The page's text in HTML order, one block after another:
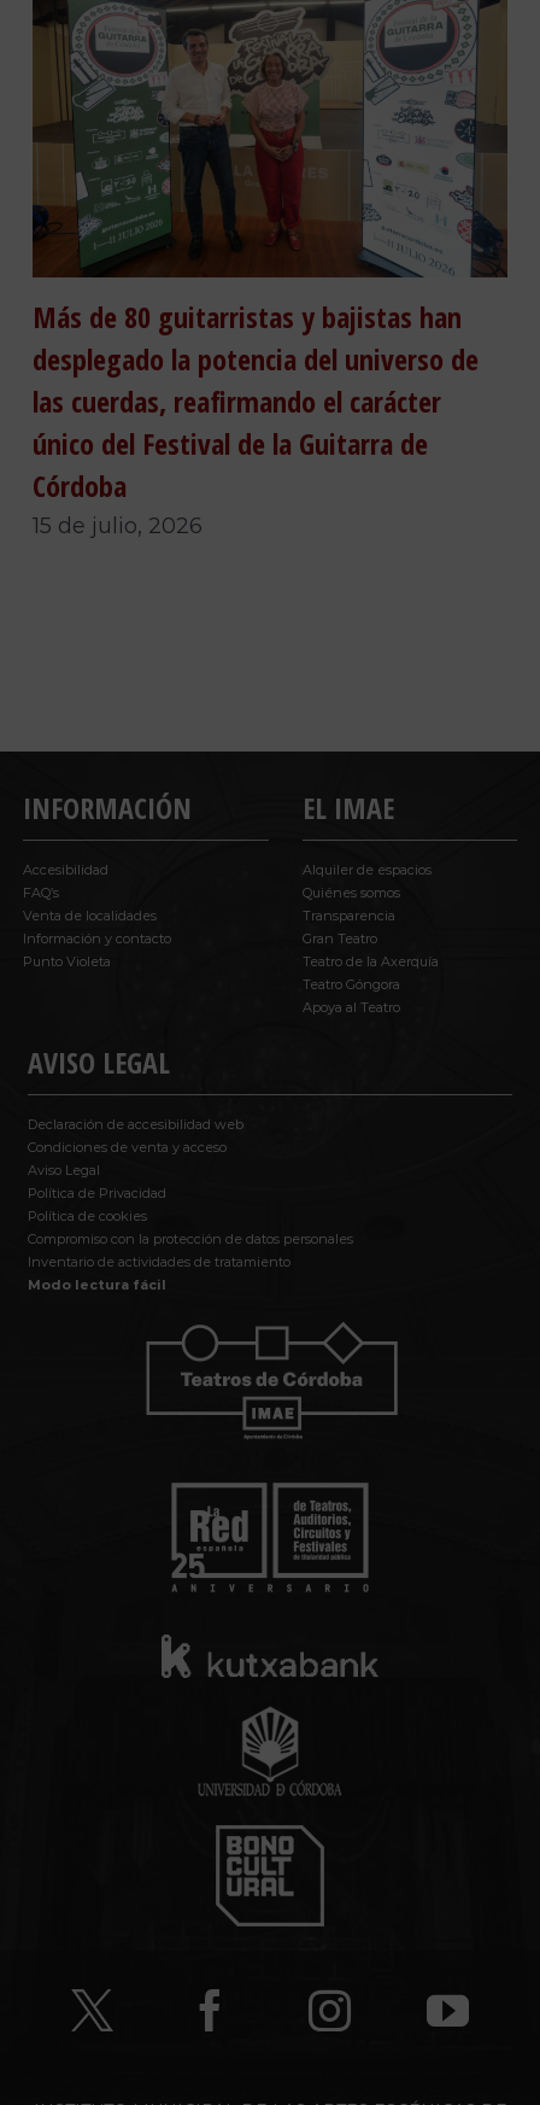
Más de 80 guitarristas y bajistas han
desplegado la potencia del universo de
las cuerdas, reafirmando el carácter
único del Festival de la Guitarra de
Córdoba
15 de julio, 2026
INFORMACIÓN
Accesibilidad
FAQ’s
Venta de localidades
Información y contacto
Punto Violeta
AVISO LEGAL
Declaración de accesibilidad web
Condiciones de venta y acceso
Aviso Legal
Política de Privacidad
Política de cookies
Compromiso con la protección de datos personales
Inventario de actividades de tratamiento
Modo lectura fácil
EL IMAE
Alquiler de espacios
Quiénes somos
Transparencia
Gran Teatro
Teatro de la Axerquía
Teatro Góngora
Apoya al Teatro